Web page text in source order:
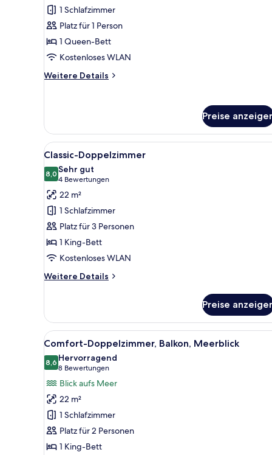
Queen-
Bett,
Meerblick
anzeigen
1 Schlafzimmer
Platz für 1 Person
1 Queen-Bett
Kostenloses WLAN
Weitere Details
Weitere
1
Queen-
Bett,
Preise
Alle
Fotos
für
Classic-
Doppelzimmer
anzeigen
Ein Hotelzimmer mit einem
4
Classic-Doppelzimmer
8,08,0 von 10
Sehr gut
4 Bewertungen
(4
Bewertungen)
22 m²
1 Schlafzimmer
Platz für 3 Personen
1 King-Bett
Kostenloses WLAN
Weitere Details
Weitere
Doppelzimmer
Preise
Alle
Fotos
für
Comfort-
Doppelzimmer,
Balkon,
Meerblick
anzeigen
Ein Hotelzimmer mit einem
5
Comfort-Doppelzimmer, Balkon, Meerblick
8,68,6 von 10
Hervorragend
8 Bewertungen
(8
Bewertungen)
Blick aufs Meer
22 m²
1 Schlafzimmer
Platz für 2 Personen
1 King-Bett